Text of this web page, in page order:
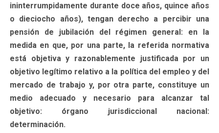
ininterrumpidamente durante doce años, quince años
o dieciocho años), tengan derecho a percibir una
pensión de jubilación del régimen general: en la
medida en que, por una parte, la referida normativa
está objetiva y razonablemente justificada por un
objetivo legítimo relativo a la política del empleo y del
mercado de trabajo y, por otra parte, constituye un
medio adecuado y necesario para alcanzar tal
objetivo: órgano jurisdiccional nacional:
determinación.